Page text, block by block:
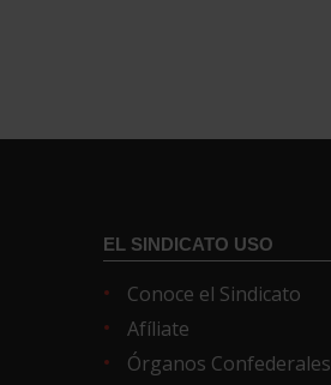
EL SINDICATO USO
Conoce el Sindicato
Afíliate
Órganos Confederales